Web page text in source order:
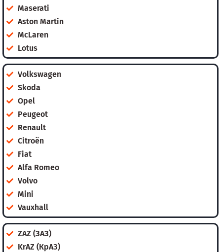
Maserati
Aston Martin
McLaren
Lotus
Volkswagen
Skoda
Opel
Peugeot
Renault
Citroën
Fiat
Alfa Romeo
Volvo
Mini
Vauxhall
ZAZ (ЗАЗ)
KrAZ (КрАЗ)